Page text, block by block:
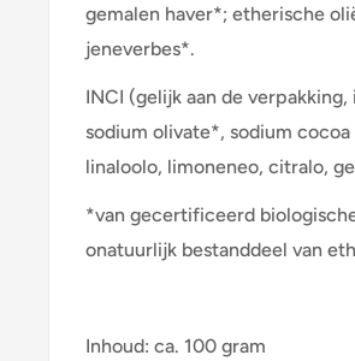
gemalen haver*; etherische
jeneverbes*.
INCI (gelijk aan de
sodium olivate*, sodium
linaloolo, limoneneo, citralo,
*van gecertificeerd
onatuurlijk bestanddeel van
Inhoud: ca. 100 gram